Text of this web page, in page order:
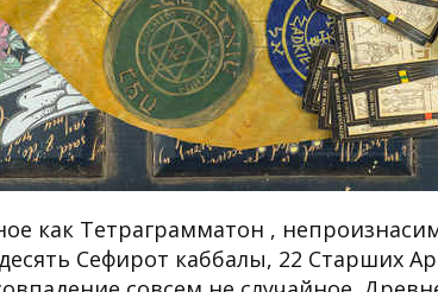
как Тетраграмматон ,
Сефирот каббалы, 22 Старших